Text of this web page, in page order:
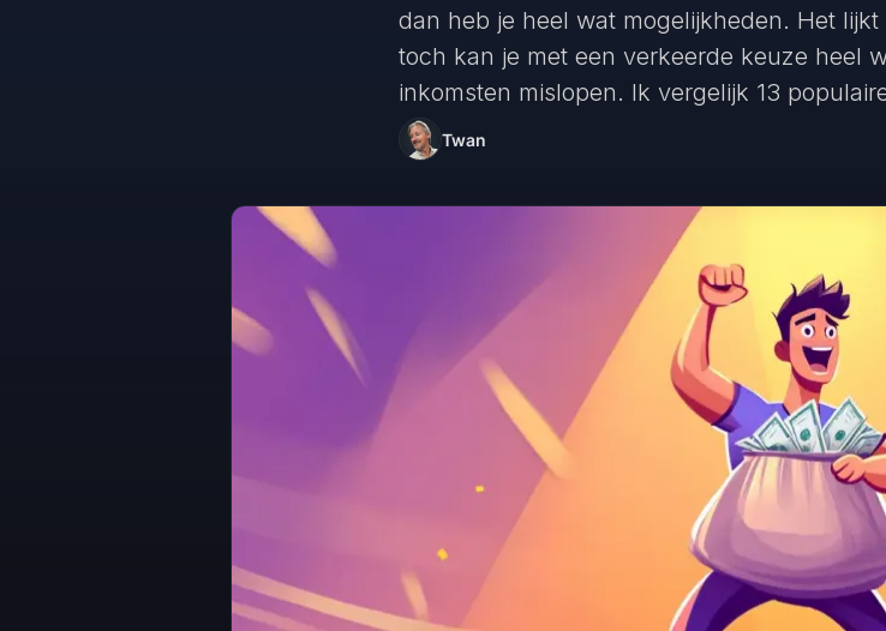
dan heb je heel wat mogelijkheden. Het
toch kan je met een verkeerde keuze heel
inkomsten mislopen. Ik vergelijk 13
Twan